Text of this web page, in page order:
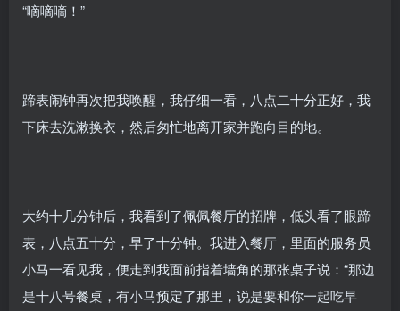
“嘀嘀嘀！”
蹄表闹钟再次把我唤醒，我仔细一看，八点二十分正好，我
下床去洗漱换衣，然后匆忙地离开家并跑向目的地。
大约十几分钟后，我看到了佩佩餐厅的招牌，低头看了眼蹄
表，八点五十分，早了十分钟。我进入餐厅，里面的服务员
小马一看见我，便走到我面前指着墙角的那张桌子说：“那边
是十八号餐桌，有小马预定了那里，说是要和你一起吃早